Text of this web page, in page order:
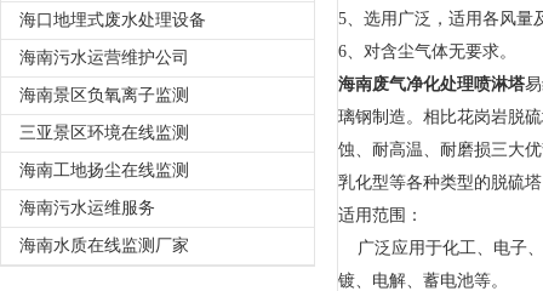
海口地埋式废水处理设备
海南污水运营维护公司
海南景区负氧离子监测
三亚景区环境在线监测
海南工地扬尘在线监测
海南污水运维服务
海南水质在线监测厂家
5、选用广泛，适用各风量
6、对含尘气体无要求。
海南废气净化处理喷淋塔
璃钢制造。相比花岗岩脱
蚀、耐高温、耐磨损三大
乳化型等各种类型的脱硫
适用范围：
广泛应用于化工、电子、
镀、电解、蓄电池等。